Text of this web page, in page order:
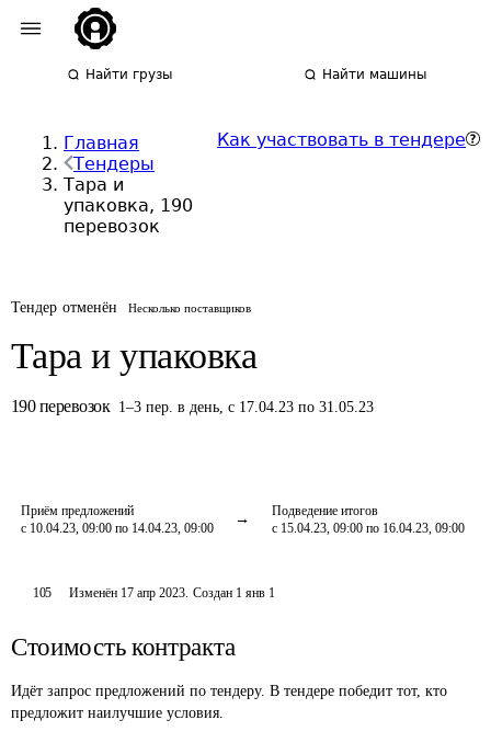
Найти грузы Найти машины
Главная
Тендеры
Тара и
упаковка, 190
перевозок
Как участвовать в тендере
Тендер отменён Несколько поставщиков
Тара и упаковка
190 перевозок 1–3 пер. в день,с 17.04.23 по 31.05.23
Приём предложений
с 10.04.23, 09:00 по 14.04.23, 09:00
Подведение итогов
с 15.04.23, 09:00 по 16.04.23, 09:00
105 Изменён 17 апр 2023. Создан 1 янв 1
Стоимость контракта
Идёт запрос предложений по тендеру. В тендере победит тот, кто
предложит наилучшие условия.